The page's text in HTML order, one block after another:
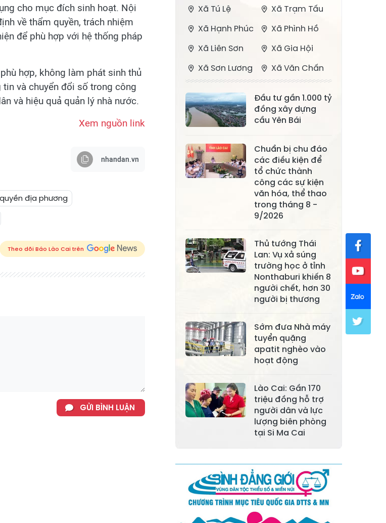
cho mục đích sinh hoạt. Nội
về thẩm quyền, trách nhiệm
để phù hợp với hệ thống pháp
hợp, không làm phát sinh thủ
và chuyển đổi số trong công
và hiệu quả quản lý nhà nước.
Xem nguồn link
nhandan.vn
địa phương
Theo dõi Báo Lào Cai trên
GỬI BÌNH LUẬN
Xã Tú Lệ
Xã Trạm Tấu
Xã Hạnh Phúc
Xã Phình Hồ
Xã Liên Sơn
Xã Gia Hội
Xã Sơn Lương
Xã Văn Chấn
Bằng La
Xã Chấn Thịnh
Xã Nghĩa Tâm
Xã Phong Dụ
Xã Châu Quế
Xã Lâm Giang
Xã Đông
Cuông
Xã Tân Hợp
Xã Xuân Ái
Xã Lâm
Xã Lục Yên
Xã Tân Lĩnh
Xã Khánh Hòa
Xã Phúc Lợi
Xã Cảm Nhân
Xã Yên Bình
Xã Bảo Ái
Xã Trấn Yên
Xã Hưng
Khánh
Xã Lương
Thịnh
Xã Việt Hồng
Xã Quy Mông
Xã Cốc San
Xã Hợp Thành
Xã Phong Hải
Quang
Xã Tằng Loỏng
Xã Gia Phú
Xã Mường
Hum
Đầu tư gần 1.000 tỷ
đồng xây dựng
cầu Yên Bái
Chuẩn bị chu đáo
các điều kiện để
tổ chức thành
công các sự kiện
văn hóa, thể thao
trong tháng 8 -
9/2026
Thủ tướng Thái
Lan: Vụ xả súng
trường học ở tỉnh
Nonthaburi khiến 8
người chết, hơn 30
người bị thương
Sớm đưa Nhà máy
tuyển quặng
apatit nghèo vào
hoạt động
Lào Cai: Gần 170
triệu đồng hỗ trợ
người dân và lực
lượng biên phòng
tại Si Ma Cai